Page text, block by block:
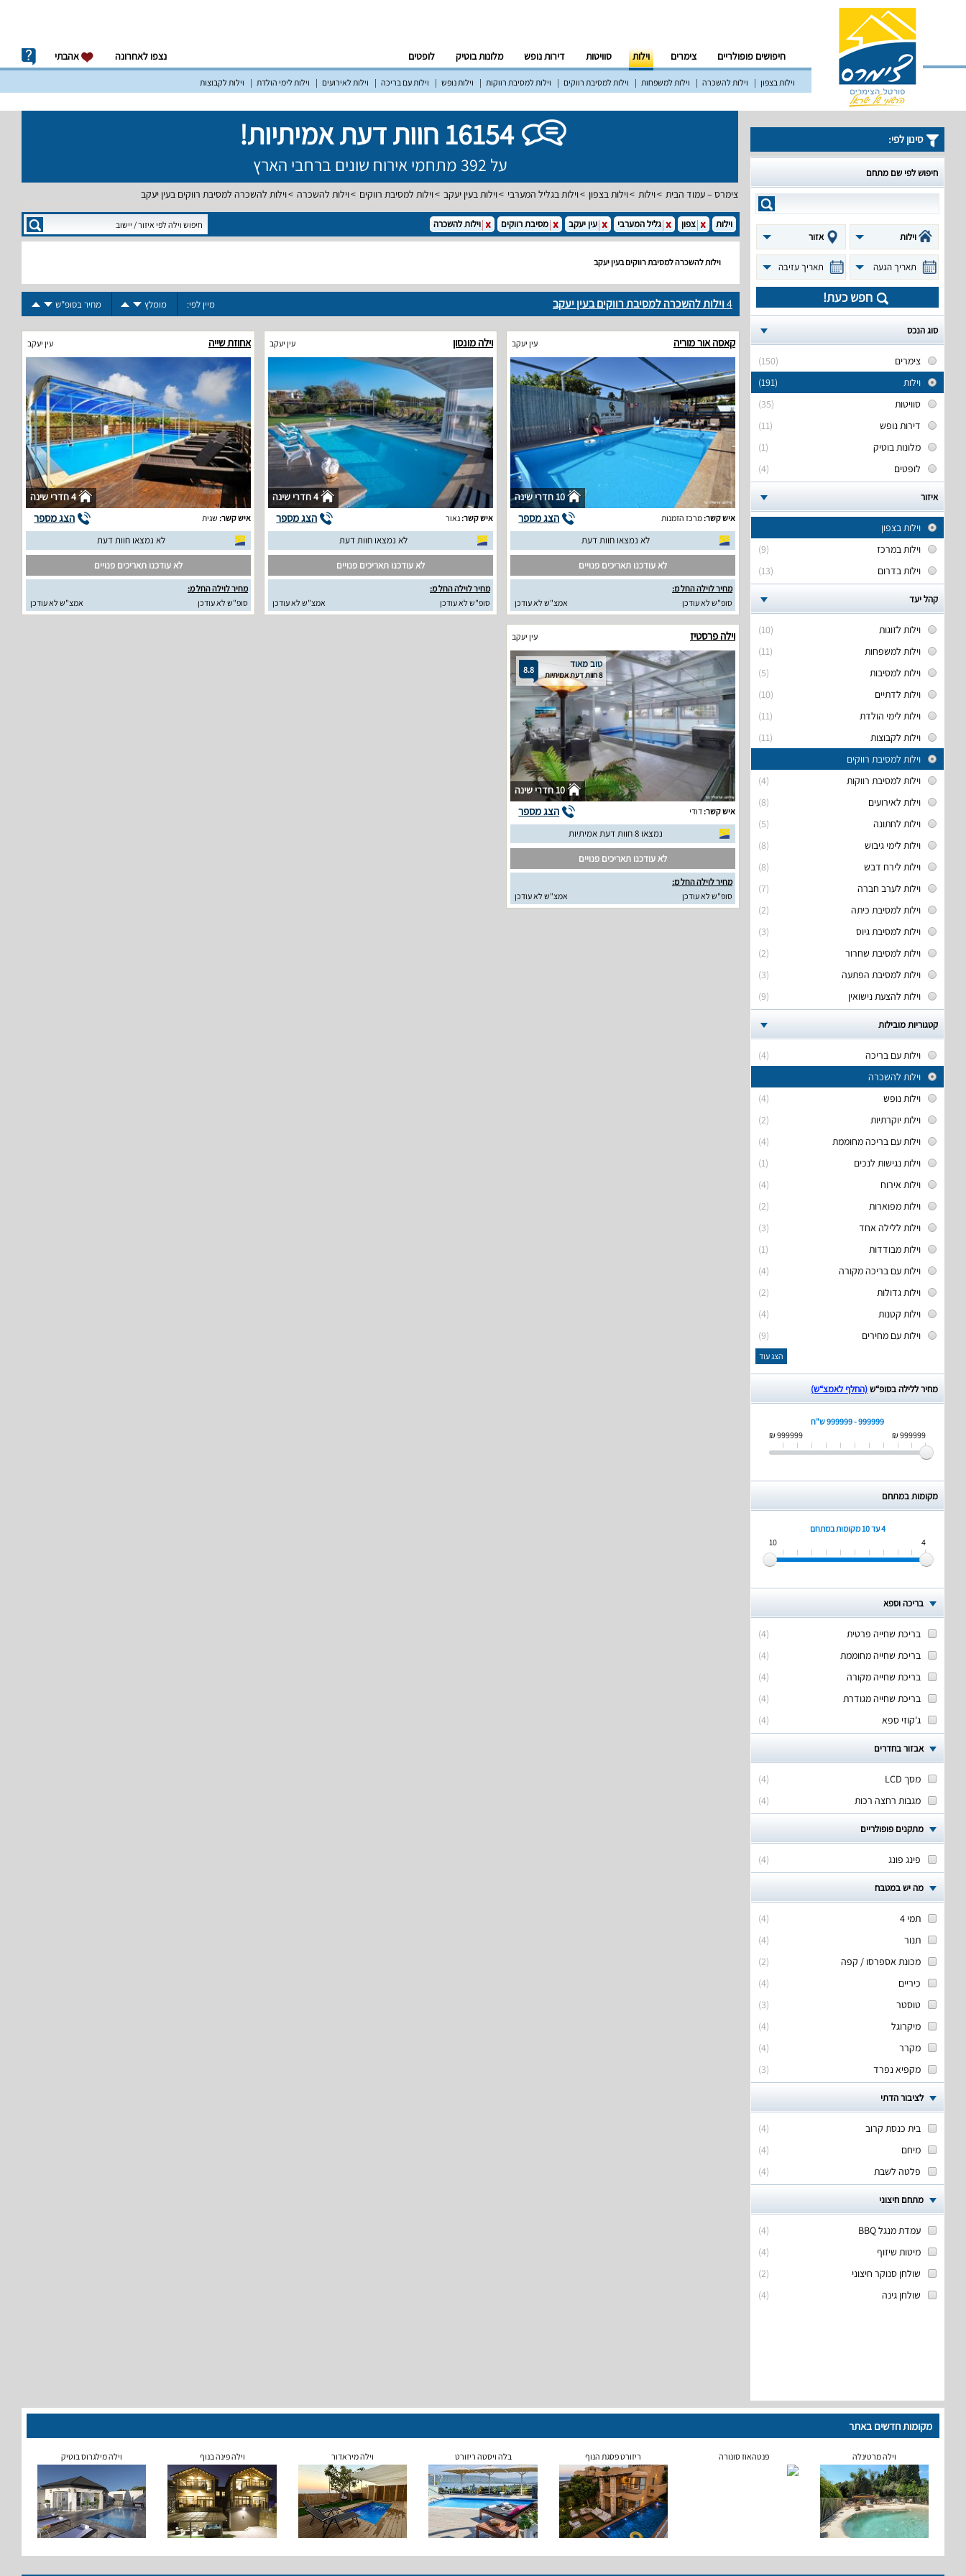
חיפושים פופולריים צימרים וילות סוויטות דירות נופש מלונות בוטיק לופטים נצפו לאחרונה אהבתי
וילות בצפון וילות להשכרה וילות למשפחות וילות למסיבת רווקים וילות למסיבת רווקות וילות נופש וילות עם בריכה וילות לאירועים וילות לימי הולדת וילות לקבוצות
16154 חוות דעת אמיתיות!
על 392 מתחמי אירוח שונים ברחבי הארץ
צימרס – עמוד הבית וילות וילות בצפון וילות בגליל המערבי וילות בעין יעקב וילות למסיבת רווקים וילות להשכרה וילות להשכרה למסיבת רווקים בעין יעקב
סינון לפי:
חיפוש לפי שם מתחם
וילות אזור
תאריך הגעה תאריך עזיבה
חפש כעת!
סוג הנכס
(150)
צימרים
(191)
וילות
(35)
סוויטות
(11)
דירות נופש
(1)
מלונות בוטיק
(4)
לופטים
איזור
וילות בצפון
(9)
וילות במרכז
(13)
וילות בדרום
קהל יעד
(10)
וילות לזוגות
(11)
וילות למשפחות
(5)
וילות למסיבות
(10)
וילות לדתיים
(11)
וילות לימי הולדת
(11)
וילות לקבוצות
וילות למסיבת רווקים
(4)
וילות למסיבת רווקות
(8)
וילות לאירועים
(5)
וילות לחתונה
(8)
וילות לימי גיבוש
(8)
וילות לירח דבש
(7)
וילות לערב חברה
(2)
וילות למסיבת כיתה
(3)
וילות למסיבת גיוס
(2)
וילות למסיבת שחרור
(3)
וילות למסיבת הפתעה
(9)
וילות להצעת נישואין
קטגוריות מובילות
(4)
וילות עם בריכה
וילות להשכרה
(4)
וילות נופש
(2)
וילות יוקרתיות
(4)
וילות עם בריכה מחוממת
(1)
וילות נגישות לנכים
(4)
וילות אירוח
(2)
וילות מפוארות
(3)
וילות ללילה אחד
(1)
וילות מבודדות
(4)
וילות עם בריכה מקורה
(2)
וילות גדולות
(4)
וילות קטנות
(9)
וילות עם מחירים
הצג עוד
מחיר ללילה בסופ“ש(החלף לאמצ“ש)
999999 - 999999 ש"ח
999999 ₪
999999 ₪
מקומות במתחם
4 עד 10
מקומות במתחם
4
10
בריכה וספא
(
4
)
בריכת שחייה פרטית
(
4
)
בריכת שחייה מחוממת
(
4
)
בריכת שחייה מקורה
(
4
)
בריכת שחייה מגודרת
(
4
) ג'קוזי ספא
אבזור בחדרים
(
4
)
מסך LCD
(
4
) מגבות רחצה רכות
מתקנים פופולריים
(
4
) פינג פונג
מה יש במטבח
(
4
)
תמי 4
(
4
)
תנור
(
2
)
מכונת אספרסו / קפה
(
4
)
כיריים
(
3
)
טוסטר
(
4
)
מיקרוגל
(
4
)
מקרר
(
3
) מקפיא נפרד
לציבור הדתי
(
4
)
בית כנסת קרוב
(
4
)
מיחם
(
4
) פלטה לשבת
מתחם חיצוני
(
4
)
עמדת מנגל BBQ
(
4
)
מיטות שיזוף
(
2
)
שולחן סנוקר חיצוני
(
4
) שולחן גינה
וילות צפון גליל המערבי עין יעקב מסיבת רווקים וילות להשכרה
וילות להשכרה למסיבת רווקים בעין יעקב
4וילות להשכרה למסיבת רווקים בעין יעקב מיין לפי: מומלץ מחיר בסופ"ש
קאסה אור מוריה עין יעקב
10 חדרי שינה
איש קשר:מרכז הזמנות הצג מספר
לא נמצאו חוות דעת
לא עודכנו תאריכים פנויים
מחיר לוילה החל מ:
סופ"ש לא עודכן
אמצ"ש לא עודכן
וילה מונסון עין יעקב
4 חדרי שינה
איש קשר:נאור הצג מספר
לא נמצאו חוות דעת
לא עודכנו תאריכים פנויים
מחיר לוילה החל מ:
סופ"ש לא עודכן
אמצ"ש לא עודכן
אחוזת שייה עין יעקב
4 חדרי שינה
איש קשר: שגית הצג מספר
לא נמצאו חוות דעת
לא עודכנו תאריכים פנויים
מחיר לוילה החל מ:
סופ"ש לא עודכן
אמצ"ש לא עודכן
וילה פרסטיז עין יעקב
8.8 טוב מאוד
8 חוות דעת אמיתיות
10 חדרי שינה
איש קשר:דודי הצג מספר
נמצאו 8 חוות דעת אמיתיות
לא עודכנו תאריכים פנויים
מחיר לוילה החל מ:
סופ"ש לא עודכן
אמצ"ש לא עודכן
מקומות חדשים באתר
וילה מרטינלה פנטהאוז סונורה ריזורט פסגת הנוף בלה ויסטה ריזורט וילה מיראדור וילה פינה בנוף וילה מילגרוס בוטיק